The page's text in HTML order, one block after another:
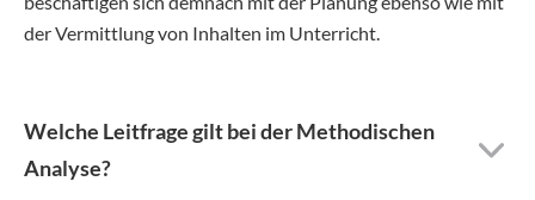
der Vermittlung von Inhalten im Unterricht.
Welche Leitfrage gilt bei der Methodischen
Analyse?